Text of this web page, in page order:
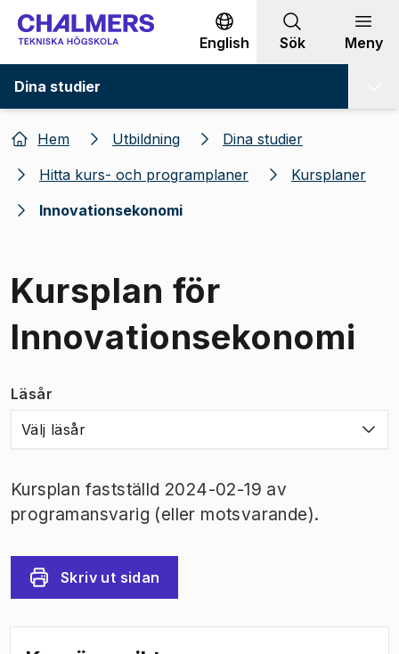
Gå till innehållet
English Sök Meny
Dina studier
Hem Utbildning
Dina studier
Hitta kurs- och programplaner
Kursplaner
Innovationsekonomi
Kursplan för
Innovationsekonomi
Läsår
Välj läsår
Kursplan fastställd 2024-02-19 av
programansvarig (eller motsvarande).
Skriv ut sidan